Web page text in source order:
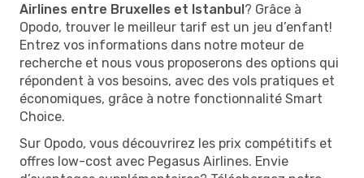
Airlines entre Bruxelles et Istanbul? Grâce à
Opodo, trouver le meilleur tarif est un jeu d’enfant!
Entrez vos informations dans notre moteur de
recherche et nous vous proposerons des options qui
répondent à vos besoins, avec des vols pratiques et
économiques, grâce à notre fonctionnalité Smart
Choice.
Sur Opodo, vous découvrirez les prix compétitifs et
offres low-cost avec Pegasus Airlines. Envie